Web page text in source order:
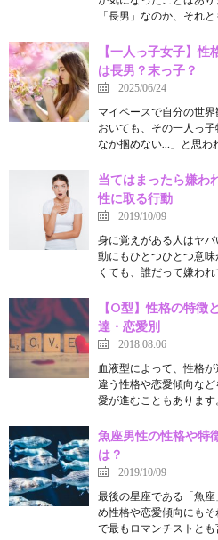
「長男」なのか、それ
【一人っ子女子】
は長男？末っ子？
2025/06/24
マイペースで自分の世
おいても、その一人っ
なか掴めない…」と思わ
当てはまったら嫌わ
性に取る行動
2019/10/09
身に覚えがある人はヤ
動にもひとつひとつ意
くても、誰だって嫌わ
【O型】性格の特徴
達・恋愛別
2018.08.06
血液型によって、性格
違う性格や恋愛傾向な
愛が進むこともありま
魚座男性の性格や特
は？
2019/10/09
最後の星座である「魚
め性格や恋愛傾向にも
で最もロマンチストと